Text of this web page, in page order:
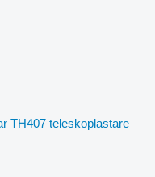
TH407 teleskoplastare